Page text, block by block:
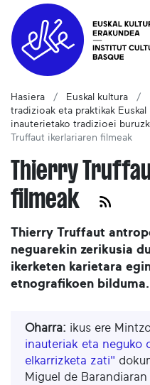
Hasiera Euskal kultura
tradizioak eta praktikak Euskal
inauterietako tradizioei
Truffaut ikerlariaren filmeak
Thierry
filmeak
Thierry Truffaut
neguarekin zerikusia
ikerketen karietara
etnografikoen bilduma.
Oharra: ikus ere
inauteriak eta neguko
elkarrizketa zati"
Miguel de